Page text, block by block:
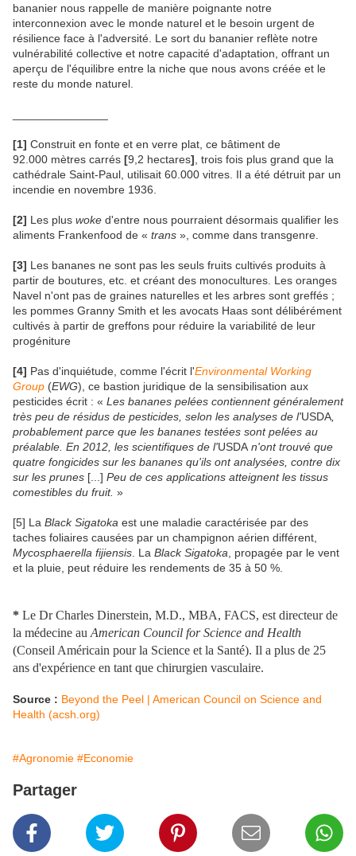
bananier nous rappelle de manière poignante notre
interconnexion avec le monde naturel et le besoin urgent de
résilience face à l'adversité. Le sort du bananier reflète notre
vulnérabilité collective et notre capacité d'adaptation, offrant un
aperçu de l'équilibre entre la niche que nous avons créée et le
reste du monde naturel.
[1] Construit en fonte et en verre plat, ce bâtiment de
92.000 mètres carrés [9,2 hectares] trois fois plus grand que la
cathédrale Saint-Paul, utilisait 60.000 vitres. Il a été détruit par un
incendie en novembre 1936.
[2] Les plus woke d'entre nous pourraient désormais qualifier les
aliments Frankenfood de « trans », comme dans transgenre.
[3] Les bananes ne sont pas les seuls fruits cultivés produits à
partir de boutures, etc. et créant des monocultures. Les oranges
Navel n'ont pas de graines naturelles et les arbres sont greffés ;
les pommes Granny Smith et les avocats Haas sont délibérément
cultivés à partir de greffons pour réduire la variabilité de leur
progéniture
[4] Pas d'inquiétude, comme l'écrit l'Environmental Working
Group (EWG), ce bastion juridique de la sensibilisation aux
pesticides écrit : « Les bananes pelées contiennent généralement
très peu de résidus de pesticides, selon les analyses de l'USDA
probablement parce que les bananes testées sont pelées au
préalable. En 2012, les scientifiques de l'USDA n'ont trouvé que
quatre fongicides sur les bananes qu'ils ont analysées, contre dix
sur les prunes [...] Peu de ces applications atteignent les tissus
comestibles du fruit. »
[5] La Black Sigatoka est une maladie caractérisée par des
taches foliaires causées par un champignon aérien différent,
Mycosphaerella fijiensis . La Black Sigatoka , propagée par le vent
et la pluie, peut réduire les rendements de 35 à 50 %.
* Le Dr Charles Dinerstein, M.D., MBA, FACS, est directeur de
la médecine au American Council for Science and Health
(Conseil Américain pour la Science et la Santé). Il a plus de 25
ans d'expérience en tant que chirurgien vasculaire.
Source : Beyond the Peel | American Council on Science and
Health (acsh.org)
#Agronomie #Economie
Partager